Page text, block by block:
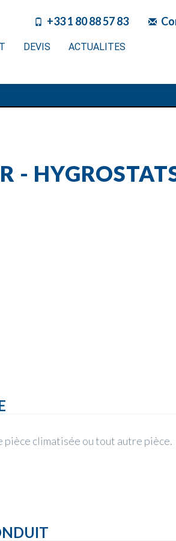
+33 1 80 88 57 83
DEVIS ACTUALITES
-
climatisée ou tout autre pièce.